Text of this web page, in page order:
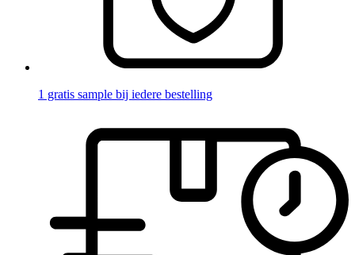
1 gratis sample bij iedere bestelling